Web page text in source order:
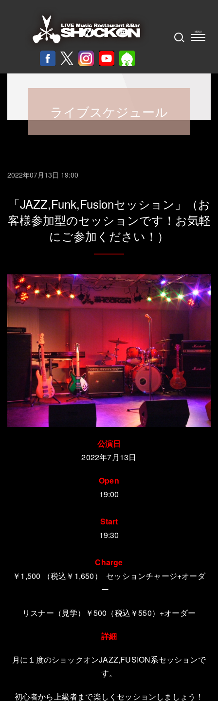
ライブスケジュール
2022年07月13日 19:00
「JAZZ,Funk,Fusionセッション」（お
客様参加型のセッションです！お気軽
にご参加ください！）
公演日
2022年7月13日
Open
19:00
Start
19:30
Charge
￥1,500
（税込￥1,650）
セッションチャージ+オーダ
ー
リスナー（見学）￥500 （税込￥550） +オーダー
詳細
月に１度のショックオンJAZZ,FUSION系セッションで
す。
初心者から上級者まで楽しくセッションしましょう！